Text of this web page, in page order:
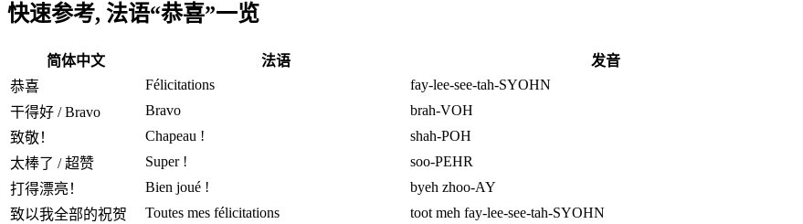
快速参考, 法语“恭喜”一览
简体中文 法语 发音
恭喜
Félicitations fay-lee-see-tah-SYOHN
干得好 / Bravo
Bravo brah-VOH
致敬！
Chapeau ! shah-POH
太棒了 / 超赞
Super ! soo-PEHR
打得漂亮！
Bien joué ! byeh zhoo-AY
致以我全部的祝贺
Toutes mes félicitations toot meh fay-lee-see-tah-SYOHN